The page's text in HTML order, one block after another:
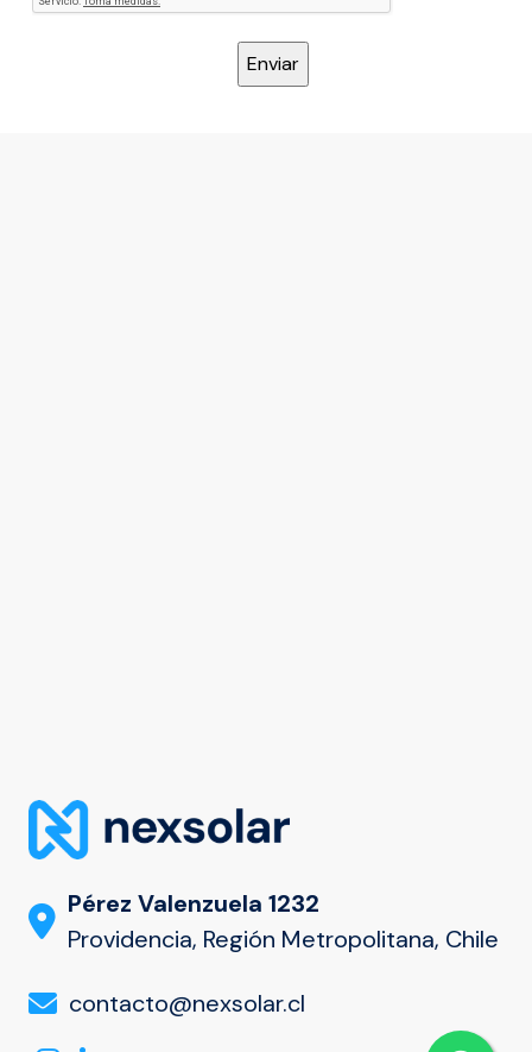
Pérez Valenzuela 1232
Providencia, Región Metropolitana, Chile
contacto@nexsolar.cl